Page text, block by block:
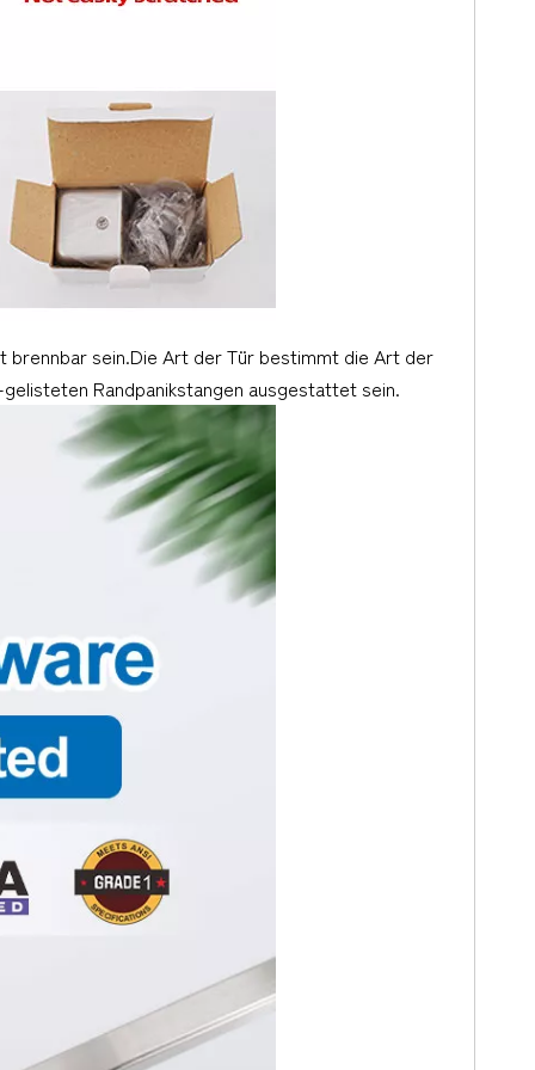
brennbar sein.Die Art der Tür bestimmt die Art der
Randpanikstangen ausgestattet sein.